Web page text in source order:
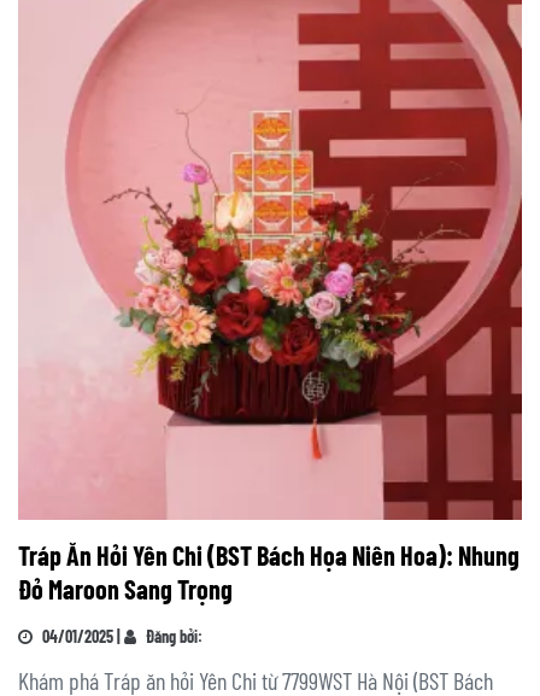
Tráp Ăn Hỏi Yên Chi (BST Bách Họa Niên Hoa): Nhung
Đỏ Maroon Sang Trọng
04/01/2025 | Đăng bởi:
Khám phá Tráp ăn hỏi Yên Chi từ 7799WST Hà Nội (BST Bách